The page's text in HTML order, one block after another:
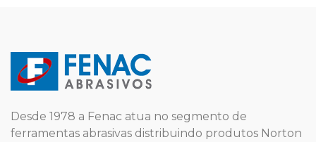
Desde 1978 a Fenac atua no segmento de
ferramentas abrasivas distribuindo produtos Norton